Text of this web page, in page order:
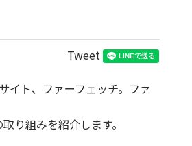
Tweet
イト、ファーフェッチ。ファ
り組みを紹介します。